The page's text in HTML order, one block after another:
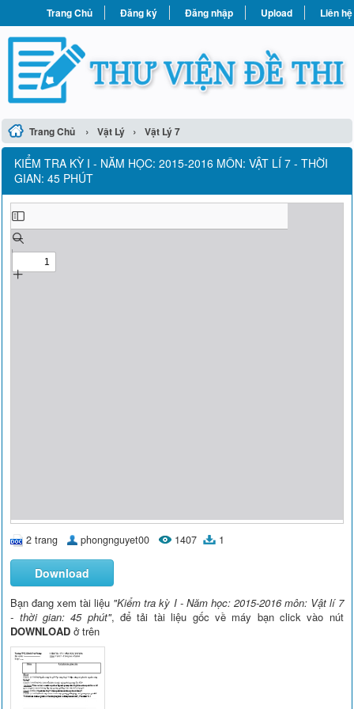
Trang Chủ Đăng ký Đăng nhập Upload Liên hệ
Trang Chủ › Vật Lý › Vật Lý 7
KIỂM TRA KỲ I - NĂM HỌC: 2015-2016 MÔN: VẬT LÍ 7 - THỜI
GIAN: 45 PHÚT
2 trang phongnguyet00 1407 1
Download
Bạn đang xem tài liệu "Kiểm tra kỳ I - Năm học: 2015-2016 môn: Vật lí 7
- thời gian: 45 phút", để tải tài liệu gốc về máy bạn click vào nút
DOWNLOAD ở trên